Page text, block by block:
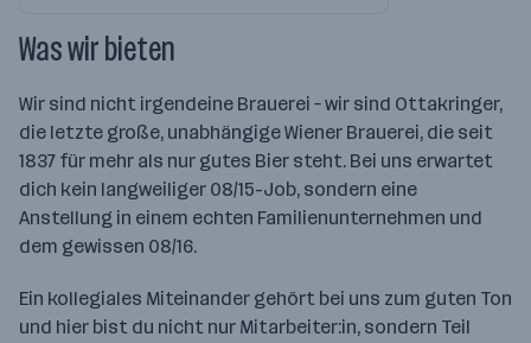
Was wir bieten
Wir sind nicht irgendeine Brauerei – wir sind Ottakringer,
die letzte große, unabhängige Wiener Brauerei, die seit
1837 für mehr als nur gutes Bier steht. Bei uns erwartet
dich kein langweiliger 08/15-Job, sondern eine
Anstellung in einem echten Familienunternehmen und
dem gewissen 08/16.
Ein kollegiales Miteinander gehört bei uns zum guten Ton
und hier bist du nicht nur Mitarbeiter:in, sondern Teil